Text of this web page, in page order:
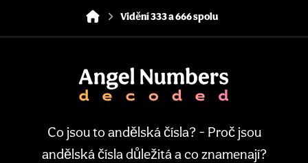
Vidění 333 a 666 spolu
Co jsou to andělská čísla? - Proč jsou
andělská čísla důležitá a co znamenají?